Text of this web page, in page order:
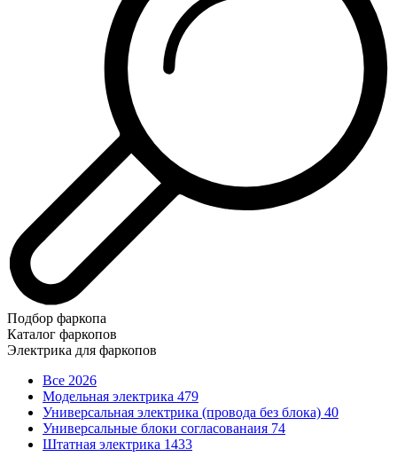
Подбор фаркопа
Каталог фаркопов
Электрика для фаркопов
Все 2026
Модельная электрика 479
Универсальная электрика (провода без блока) 40
Универсальные блоки согласованаия 74
Штатная электрика 1433